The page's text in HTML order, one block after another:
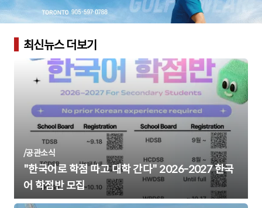
최신뉴스 더보기
/공관소식
"한국어로 학점 따고 대학 간다" 2026-2027 한국
어 학점반 모집